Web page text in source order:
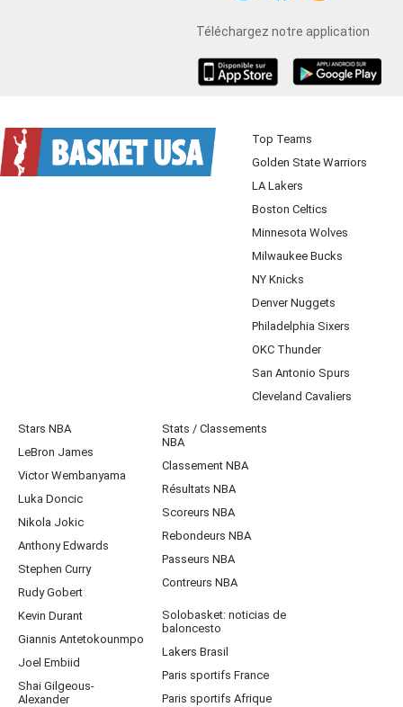
Téléchargez notre application
Top Teams
Golden State Warriors
LA Lakers
Boston Celtics
Minnesota Wolves
Milwaukee Bucks
NY Knicks
Denver Nuggets
Philadelphia Sixers
OKC Thunder
San Antonio Spurs
Cleveland Cavaliers
Stars NBA
LeBron James
Victor Wembanyama
Luka Doncic
Nikola Jokic
Anthony Edwards
Stephen Curry
Rudy Gobert
Kevin Durant
Giannis Antetokounmpo
Joel Embiid
Shai Gilgeous-
Alexander
Stats / Classements
NBA
Classement NBA
Résultats NBA
Scoreurs NBA
Rebondeurs NBA
Passeurs NBA
Contreurs NBA
Solobasket: noticias de
baloncesto
Lakers Brasil
Paris sportifs France
Paris sportifs Afrique